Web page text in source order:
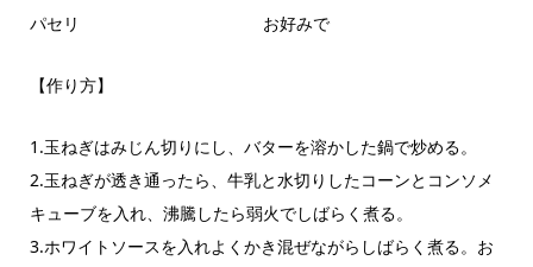
パセリ お好みで
【作り方】
1.玉ねぎはみじん切りにし、バターを溶かした鍋で炒める。
2.玉ねぎが透き通ったら、牛乳と水切りしたコーンとコンソメ
キューブを入れ、沸騰したら弱火でしばらく煮る。
3.ホワイトソースを入れよくかき混ぜながらしばらく煮る。お